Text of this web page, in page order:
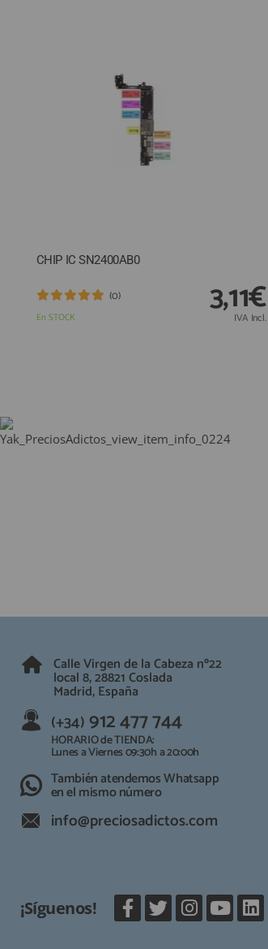
CHIP IC SN2400AB0
En STOCK
(0) 3,11€
IVA Incl.
Calle Virgen de la Cabeza nº22
local 8, 28821 Coslada
Madrid, España
(+34) 912 477 744
HORARIO de TIENDA:
Lunes a Viernes 09:30h a 20:00h
También atendemos Whatsapp
en el mismo número
info@preciosadictos.com
¡Síguenos!